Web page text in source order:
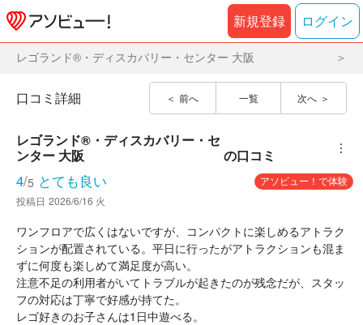
新規登録 ログイン
レゴランド®・ディスカバリー・センター 大阪
前へ 一覧 次へ
口コミ詳細
レゴランド®・ディスカバリー・セ
ンター 大阪
の口コミ ︙
4/5 とても良い
アソビュー！で体験
投稿日 2026/6/16 火
ワンフロアで広くはないですが、コンパクトに楽しめるアトラク
ションが配置されている。平日に行ったがアトラクションも混ま
ずに何度も楽しめて満足度が高い。
注意不足の利用者がいてトラブルが起きたのが残念だが、スタッ
フの対応は丁寧で好感が持てた。
レゴ好きのお子さんは1日中遊べる。